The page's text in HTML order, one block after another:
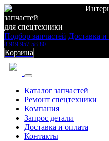
запчастей
для спецтехники
Подбор запчастей Доставка и
8-919-957-58-80
Корзина
Каталог запчастей
Ремонт спецтехники
Компания
Запрос детали
Доставка и оплата
Контакты